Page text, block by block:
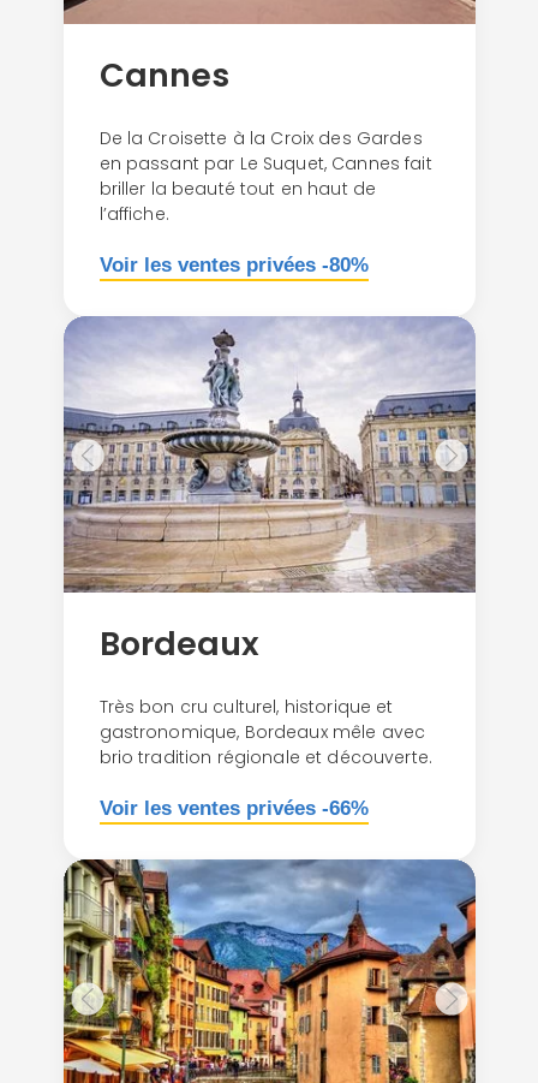
Cannes
De la Croisette à la Croix des Gardes
en passant par Le Suquet, Cannes fait
briller la beauté tout en haut de
l’affiche.
Voir les ventes privées -80%
Bordeaux
Très bon cru culturel, historique et
gastronomique, Bordeaux mêle avec
brio tradition régionale et découverte.
Voir les ventes privées -66%